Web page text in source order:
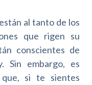
al tanto de los
que rigen su
conscientes de
Sin embargo, es
si te sientes